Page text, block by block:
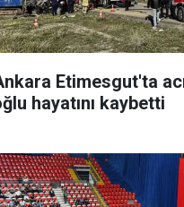
Etimesgut'ta
hayatını kaybetti